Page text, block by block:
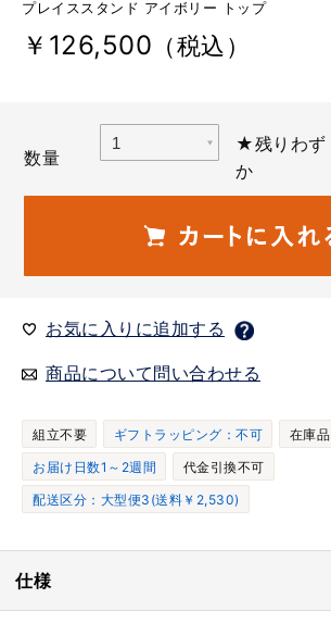
プレイススタンド アイボリー トップ
￥126,500 （税込）
数量
★残りわず
か
お気に入りに追加する
商品について問い合わせる
組立不要 ギフトラッピング：不可
在庫品
お届け日数1～2週間
代金引換不可
配送区分：大型便3(送料￥2,530)
仕様